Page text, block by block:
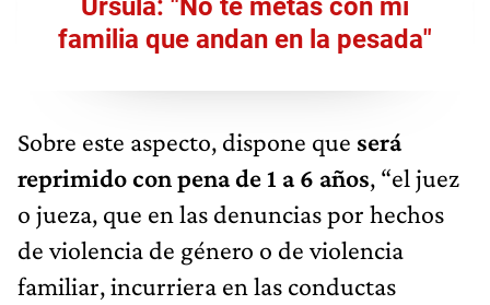
familia que andan en la pesada"
Sobre este aspecto, dispone que será
reprimido con pena de 1 a 6 años, “el juez
o jueza, que en las denuncias por hechos
de violencia de género o de violencia
familiar, incurriera en las conductas